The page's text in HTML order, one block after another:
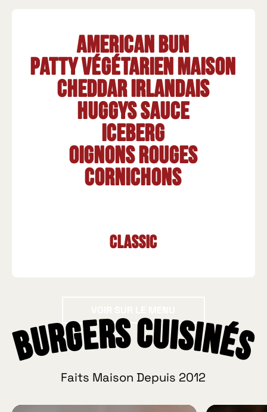
American Bun
Patty végétarien maison
Cheddar irlandais
HUGGYS sauce
Iceberg
Oignons rouges
Cornichons
Classic
Burgers Cuisinés
Faits Maison Depuis 2012